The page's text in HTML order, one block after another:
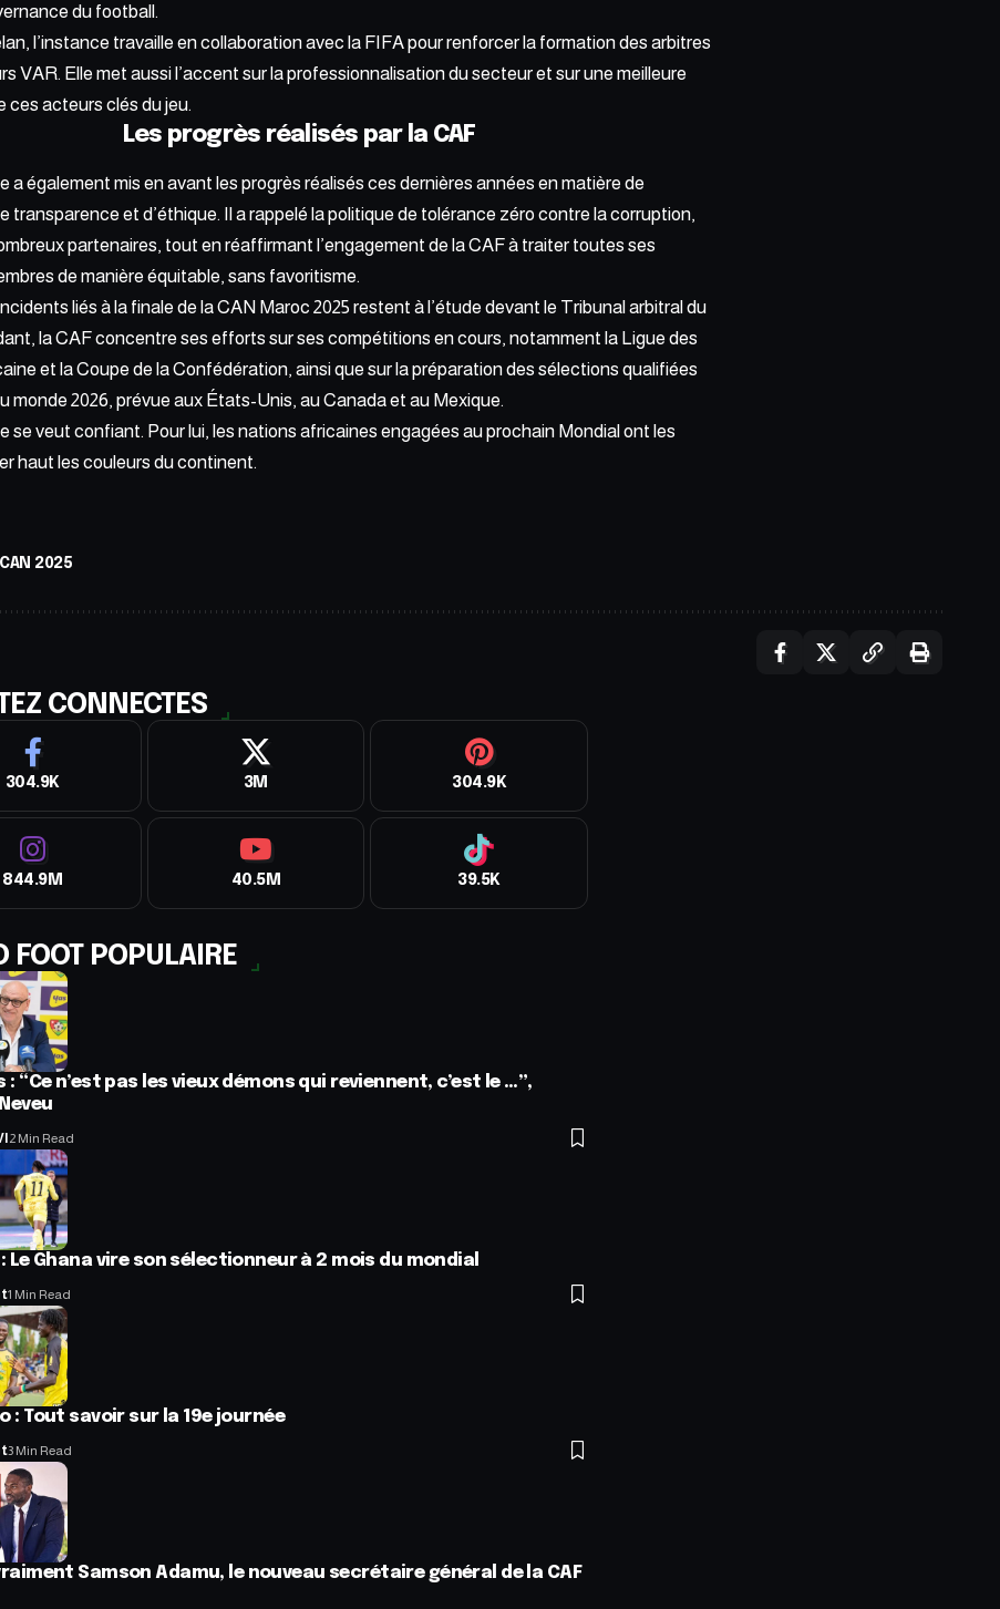
du football.
l’instance travaille en collaboration avec la FIFA pour renforcer la formation des arbitres
VAR. Elle met aussi l’accent sur la professionnalisation du secteur et sur une meilleure
ces acteurs clés du jeu.
Les progrès réalisés par la CAF
a également mis en avant les progrès réalisés ces dernières années en matière de
transparence et d’éthique. Il a rappelé la politique de tolérance zéro contre la corruption,
partenaires, tout en réaffirmant l’engagement de la CAF à traiter toutes ses
de manière équitable, sans favoritisme.
liés à la finale de la CAN Maroc 2025 restent à l’étude devant le Tribunal arbitral du
la CAF concentre ses efforts sur ses compétitions en cours, notamment la Ligue des
et la Coupe de la Confédération, ainsi que sur la préparation des sélections qualifiées
monde 2026, prévue aux États-Unis, au Canada et au Mexique.
se veut confiant. Pour lui, les nations africaines engagées au prochain Mondial ont les
haut les couleurs du continent.
CAN 2025
CONNECTES
304.9K 3M 304.9K
844.9M 40.5M 39.5K
FOOT POPULAIRE
: “Ce n’est pas les vieux démons qui reviennent, c’est le …”,
2 Min Read
Le Ghana vire son sélectionneur à 2 mois du mondial
1 Min Read
: Tout savoir sur la 19e journée
3 Min Read
Samson Adamu, le nouveau secrétaire général de la CAF